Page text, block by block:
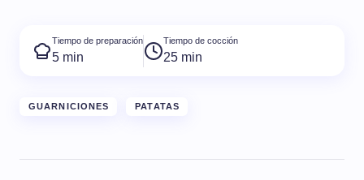
Tiempo de preparación
5 min
Tiempo de cocción
25 min
GUARNICIONES PATATAS